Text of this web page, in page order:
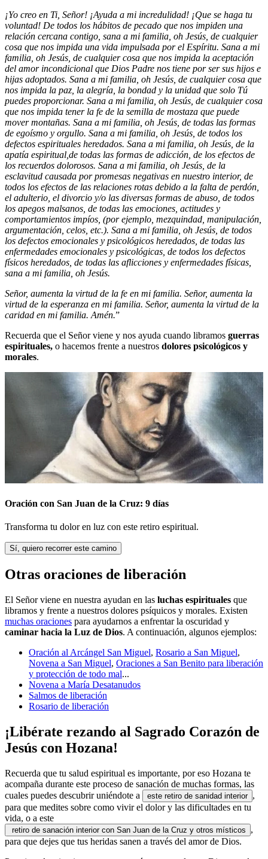
¡Yo creo en Ti, Señor! ¡Ayuda a mi incredulidad! ¡Que se haga tu
voluntad! De todos los hábitos de pecado que nos impiden una
relación cercana contigo, sana a mi familia, oh Jesús, de cualquier
cosa que nos impida una vida impulsada por el Espíritu. Sana a mi
familia, oh Jesús, de cualquier cosa que nos impida la aceptación
del amor incondicional que Dios Padre nos tiene por ser sus hijos e
hijas adoptados. Sana a mi familia, oh Jesús, de cualquier cosa que
nos impida la paz, la alegría, la bondad y la unidad que solo Tú
puedes proporcionar. Sana a mi familia, oh Jesús, de cualquier cosa
que nos impida tener la fe de la semilla de mostaza que puede
mover montañas. Sana a mi familia, oh Jesús, de todas las formas
de egoísmo y orgullo. Sana a mi familia, oh Jesús, de todos los
defectos espirituales heredados. Sana a mi familia, oh Jesús, de la
apatía espiritual,de todas las formas de adicción, de los efectos de
los recuerdos dolorosos. Sana a mi familia, oh Jesús, de la
esclavitud causada por promesas negativas en nuestro interior, de
todos los efectos de las relaciones rotas debido a la falta de perdón,
el adulterio, el divorcio y/o las diversas formas de abuso, de todos
los apegos malsanos, de todas las emociones, actitudes y
comportamientos impíos, (por ejemplo, mezquindad, manipulación,
argumentación, celos, etc.). Sana a mi familia, oh Jesús, de todos
los defectos emocionales y psicológicos heredados, de todas las
enfermedades emocionales y psicológicas, de todos los defectos
físicos heredados, de todas las aflicciones y enfermedades físicas,
sana a mi familia, oh Jesús.
Señor, aumenta la virtud de la fe en mi familia. Señor, aumenta la
virtud de la esperanza en mi familia. Señor, aumenta la virtud de la
caridad en mi familia. Amén.”
Recuerda que el Señor viene y nos ayuda cuando libramos guerras
espirituales, o hacemos frente a nuestros dolores psicológicos y
morales.
Oración con San Juan de la Cruz: 9 días
Transforma tu dolor en luz con este retiro espiritual.
Sí, quiero recorrer este camino
Otras oraciones de liberación
El Señor viene en nuestra ayudan en las luchas espirituales que
libramos y frente a nuestros dolores psíquicos y morales. Existen
muchas oraciones para ayudarnos a enfrentar la oscuridad y
caminar hacia la Luz de Dios. A continuación, algunos ejemplos:
Oración al Arcángel San Miguel, Rosario a San Miguel,
Novena a San Miguel, Oraciones a San Benito para liberación
y protección de todo mal...
Novena a María Desatanudos
Salmos de liberación
Rosario de liberación
¡Libérate rezando al Sagrado Corazón de
Jesús con Hozana!
Recuerda que tu salud espiritual es importante, por eso Hozana te
acompaña durante este proceso de sanación de muchas formas, las
cuales puedes descubrir uniéndote a
este retiro de sanidad interior ,
para que medites sobre como vivir el dolor y las dificultades en tu
vida, o a este
retiro de sanación interior con San Juan de la Cruz y otros místicos
,
para que dejes que tus heridas sanen a través del amor de Dios.